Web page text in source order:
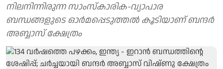
നിലനിന്നിരുന്ന സാംസ്കാരിക-വ്യാപാര
ബന്ധങ്ങളുടെ ഓർമപ്പെടുത്തൽ കൂടിയാണ് ബന്ദർ
അബ്ബാസ് ക്ഷേത്രം